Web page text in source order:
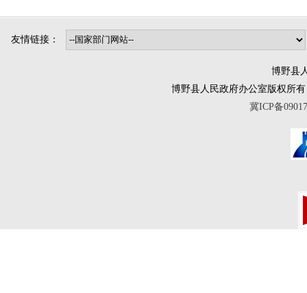
友情链接：
博野县
博野县人民政府办公室版权所有
冀ICP备